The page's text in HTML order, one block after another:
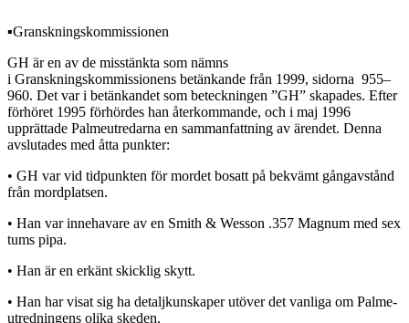
▪︎Granskningskommissionen
GH är en av de misstänkta som nämns
i Granskningskommissionens betänkande från 1999, sidorna 955–
960. Det var i betänkandet som beteckningen ”GH” skapades. Efter
förhöret 1995 förhördes han återkommande, och i maj 1996
upprättade Palmeutredarna en sammanfattning av ärendet. Denna
avslutades med åtta punkter:
• GH var vid tidpunkten för mordet bosatt på bekvämt gångavstånd
från mordplatsen.
• Han var innehavare av en Smith & Wesson .357 Magnum med sex
tums pipa.
• Han är en erkänt skicklig skytt.
• Han har visat sig ha detaljkunskaper utöver det vanliga om Palme-
utredningens olika skeden.